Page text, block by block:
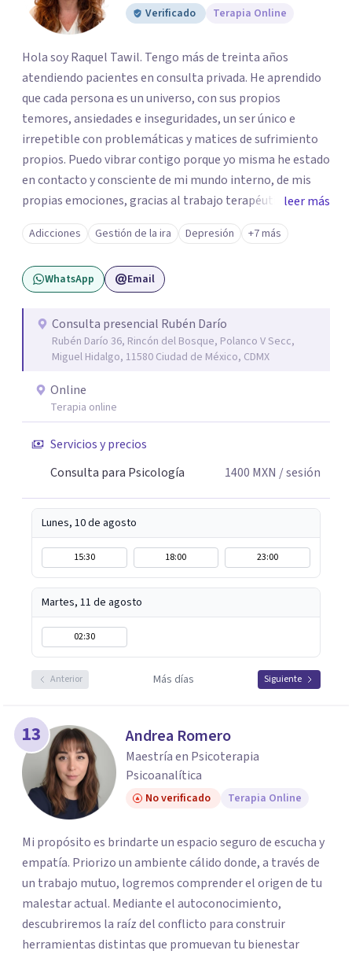
Verificado Terapia Online
Hola soy Raquel Tawil. Tengo más de treinta años
atendiendo pacientes en consulta privada. He aprendido
que cada persona es un universo, con sus propios
temores, ansiedades e inseguridades, un ser único e
irrepetible con problemáticas y matices de sufrimiento
propios. Puedo vibrar contigo porque yo misma he estado
en contacto y consciente de mi mundo interno, de mis
propias emociones, gracias al trabajo terapéutico que he
llevado como parte de mi formación como
psicoterapeuta, lo que me permitirá comprenderte
mejor. Nadie puede entender al otro si no se ha puesto en
contacto consigo mismo. Me gustaría acompañarte en
motivo la vida te esta poniendo retos difíciles estoy aquí
para acompañarte y buscar las mejores soluciones. Si
estas sufriendo puedo ayudarte a aminorarlo y resolverlo
a través del trabajo conjunto de recordar, reacomodar,
resignificar y elaborar, para que puedas sentirte mejor,
ser mas productivo y en general tener una vida más feliz.
Mi lema es: PUEDES ESTAR MEJOR.
leer más
Adicciones Gestión de la ira Depresión +7 más
WhatsApp Email
Consulta presencial Rubén Darío
Rubén Darío 36, Rincón del Bosque, Polanco V Secc,
Miguel Hidalgo, 11580 Ciudad de México, CDMX
Online
Terapia online
Servicios y precios
Consulta para Psicología
1400 MXN / sesión
Lunes, 10 de agosto
15:30 18:00 23:00
Martes, 11 de agosto
02:30
Anterior Más días Siguiente
13 Andrea Romero
Maestría en Psicoterapia
Psicoanalítica
No verificado Terapia Online
Mi propósito es brindarte un espacio seguro de escucha y
empatía. Priorizo un ambiente cálido donde, a través de
un trabajo mutuo, logremos comprender el origen de tu
malestar actual. Mediante el autoconocimiento,
descubriremos la raíz del conflicto para construir
herramientas distintas que promuevan tu bienestar